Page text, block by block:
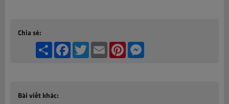
Chia sẻ:
Share Facebook
TwitterEmail Pinterest
Bài viết khác: